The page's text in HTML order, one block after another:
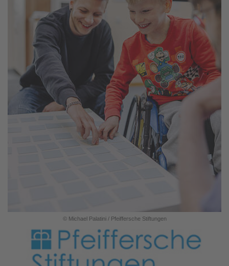
© Michael Palatini / Pfeiffersche Stiftungen